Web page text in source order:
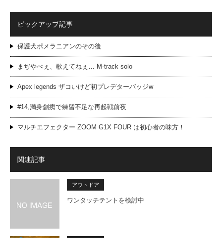
ピックアップ記事
保護犬ポメラニアンのその後
まぢやべぇ、歌えてねぇ… M-track solo
Apex legends ザコいけど初プレデターバッジw
#14,満身創痍で練習不足な再起戦前夜
マルチエフェクター ZOOM G1X FOUR は初心者の味方！
関連記事
アウトドア
ワンタッチテントを検討中